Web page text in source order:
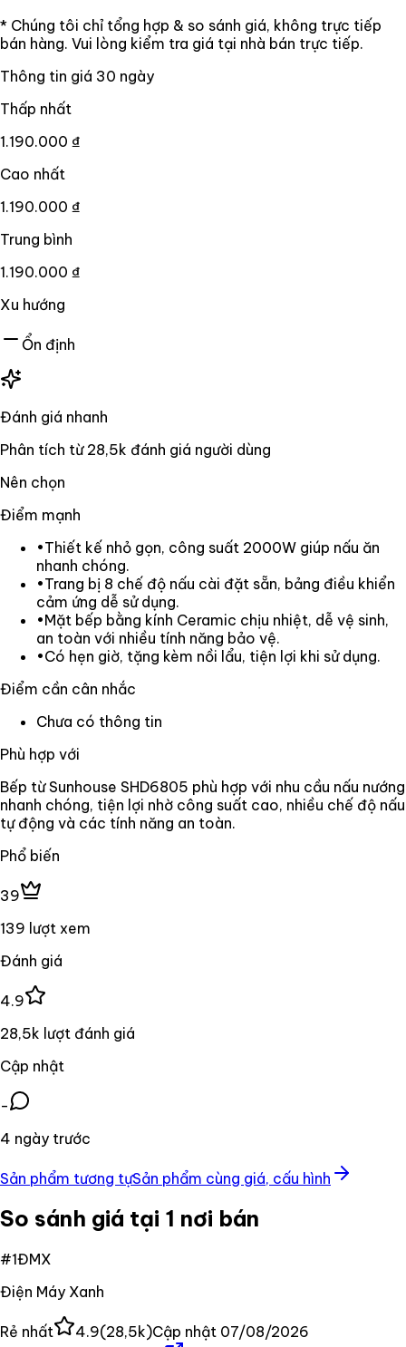
* Chúng tôi chỉ tổng hợp & so sánh giá, không trực tiếp
bán hàng. Vui lòng kiểm tra giá tại nhà bán trực tiếp.
Thông tin giá 30 ngày
Thấp nhất
1.190.000 ₫
Cao nhất
1.190.000 ₫
Trung bình
1.190.000 ₫
Xu hướng
Ổn định
Đánh giá nhanh
Phân tích từ 28,5k đánh giá người dùng
Nên chọn
Điểm mạnh
•Thiết kế nhỏ gọn, công suất 2000W giúp nấu ăn
nhanh chóng.
•Trang bị 8 chế độ nấu cài đặt sẵn, bảng điều khiển
cảm ứng dễ sử dụng.
•Mặt bếp bằng kính Ceramic chịu nhiệt, dễ vệ sinh,
an toàn với nhiều tính năng bảo vệ.
•Có hẹn giờ, tặng kèm nồi lẩu, tiện lợi khi sử dụng.
Điểm cần cân nhắc
Chưa có thông tin
Phù hợp với
Bếp từ Sunhouse SHD6805 phù hợp với nhu cầu nấu nướng
nhanh chóng, tiện lợi nhờ công suất cao, nhiều chế độ nấu
tự động và các tính năng an toàn.
Phổ biến
39
139 lượt xem
Đánh giá
4.9
28,5k lượt đánh giá
Cập nhật
-
4 ngày trước
Sản phẩm tương tựSản phẩm cùng giá, cấu hình
So sánh giá tại 1 nơi bán
#1ĐMX
Điện Máy Xanh
Rẻ nhất 4.9(28,5k)Cập nhật 07/08/2026